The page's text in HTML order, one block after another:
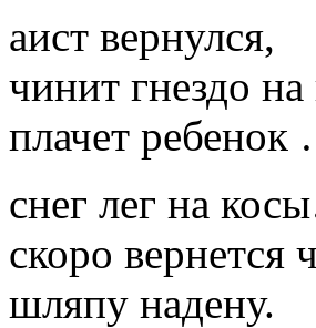
аист вернулся,
чинит гнездо
плачет ребенок
снег лег на
скоро вернется
шляпу надену.